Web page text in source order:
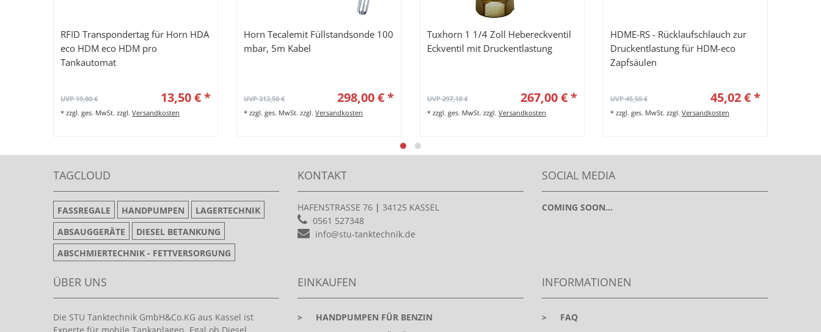
RFID Transpondertag für Horn HDA
eco HDM eco HDM pro
Tankautomat
UVP 19,80 € 13,50 € *
*zzgl. ges. MwSt. zzgl.Versandkosten
Horn Tecalemit Füllstandsonde 100
mbar, 5m Kabel
UVP 313,50 € 298,00 € *
*zzgl. ges. MwSt. zzgl.Versandkosten
Tuxhorn 1 1/4 Zoll Hebereckventil
Eckventil mit Druckentlastung
UVP 297,18 € 267,00 € *
*zzgl. ges. MwSt. zzgl.Versandkosten
HDME-RS - Rücklaufschlauch zur
Druckentlastung für HDM-eco
Zapfsäulen
UVP 45,50 € 45,02 € *
*zzgl. ges. MwSt. zzgl.Versandkosten
TAGCLOUD
FASSREGALE HANDPUMPEN
LAGERTECHNIK
ABSAUGGERÄTE
DIESEL BETANKUNG
ABSCHMIERTECHNIK - FETTVERSORGUNG
KONTAKT
HAFENSTRASSE 76 | 34125 KASSEL
0561 527348
info@stu-tanktechnik.de
SOCIAL MEDIA
COMING SOON...
ÜBER UNS
Die STU Tanktechnik GmbH&Co.KG aus Kassel ist
EINKAUFEN
>
HANDPUMPEN FÜR BENZIN
INFORMATIONEN
>
FAQ